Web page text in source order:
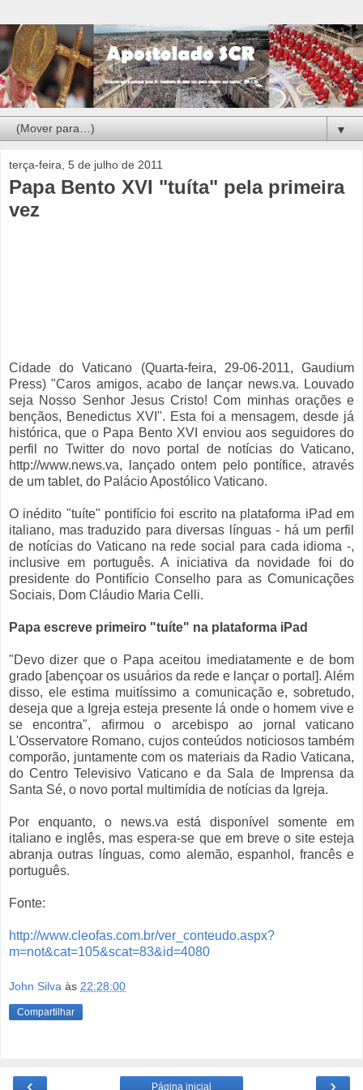
▼
terça-feira, 5 de julho de 2011
Papa Bento XVI "tuíta" pela primeira
vez
Cidade do Vaticano (Quarta-feira, 29-06-2011, Gaudium
Press) "Caros amigos, acabo de lançar news.va. Louvado
seja Nosso Senhor Jesus Cristo! Com minhas orações e
bençãos, Benedictus XVI". Esta foi a mensagem, desde já
histórica, que o Papa Bento XVI enviou aos seguidores do
perfil no Twitter do novo portal de notícias do Vaticano,
http://www.news.va, lançado ontem pelo pontífice, através
de um tablet, do Palácio Apostólico Vaticano.
O inédito "tuíte" pontifício foi escrito na plataforma iPad em
italiano, mas traduzido para diversas línguas - há um perfil
de notícias do Vaticano na rede social para cada idioma -,
inclusive em português. A iniciativa da novidade foi do
presidente do Pontifício Conselho para as Comunicações
Sociais, Dom Cláudio Maria Celli.
Papa escreve primeiro "tuíte" na plataforma iPad
"Devo dizer que o Papa aceitou imediatamente e de bom
grado [abençoar os usuários da rede e lançar o portal]. Além
disso, ele estima muitíssimo a comunicação e, sobretudo,
deseja que a Igreja esteja presente lá onde o homem vive e
se encontra", afirmou o arcebispo ao jornal vaticano
L'Osservatore Romano, cujos conteúdos noticiosos também
comporão, juntamente com os materiais da Radio Vaticana,
do Centro Televisivo Vaticano e da Sala de Imprensa da
Santa Sé, o novo portal multimídia de notícias da Igreja.
Por enquanto, o news.va está disponível somente em
italiano e inglês, mas espera-se que em breve o site esteja
abranja outras línguas, como alemão, espanhol, francês e
português.
Fonte:
http://www.cleofas.com.br/ver_conteudo.aspx?
m=not&cat=105&scat=83&id=4080
John Silva às 22:28:00
Compartilhar
Página inicial